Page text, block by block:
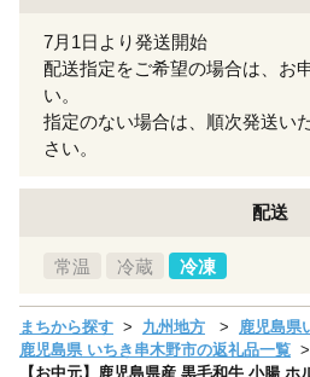
7月1日より発送開始
配送指定をご希望の場合は、お
い。
指定のない場合は、順次発送い
さい。
配送
常温 冷蔵 冷凍
まちから探す 九州地方
鹿児島県
鹿児島県 いちき串木野市の返礼品一覧
【お中元】鹿児島県産 黒毛和牛 小腸